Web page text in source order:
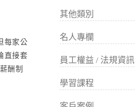
每家公
直接套
酬制
其他類別
名人專欄
員工權益 / 法規資訊
學習課程